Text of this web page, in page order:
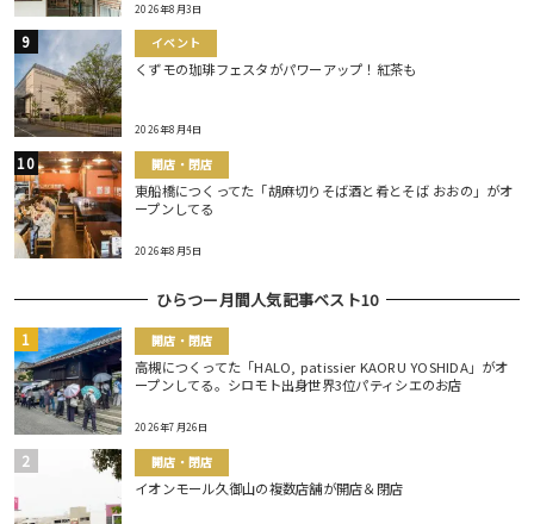
2026年8月3日
イベント
くずモの珈琲フェスタがパワーアップ！紅茶も
2026年8月4日
開店・閉店
東船橋につくってた「胡麻切りそば酒と肴とそば おおの」がオ
ープンしてる
2026年8月5日
ひらつー月間人気記事ベスト10
開店・閉店
高槻につくってた「HALO, patissier KAORU YOSHIDA」がオ
ープンしてる。シロモト出身世界3位パティシエのお店
2026年7月26日
開店・閉店
イオンモール久御山の複数店舗が開店＆閉店